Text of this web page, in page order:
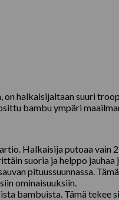
on halkaisijaltaan suuri
bambu ympäri
Halkaisija putoaa vain
suoria ja helppo jauhaa
pituussuunnassa.
ominaisuuksiin.
bambuista. Tämä